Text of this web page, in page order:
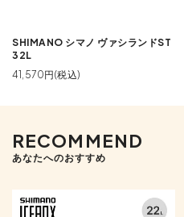
SHIMANO シマノ ヴァシランドST
32L
41,570円(税込)
RECOMMEND
あなたへのおすすめ